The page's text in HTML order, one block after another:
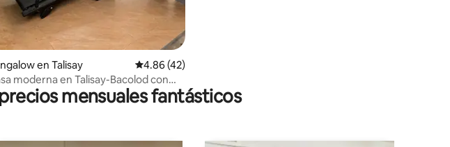
en Talisay Calificación promedio: 4.86 de 5, 42 reseñas
4.86 (42)
moderna en Talisay-Bacolod con
privada mensuales fantásticos